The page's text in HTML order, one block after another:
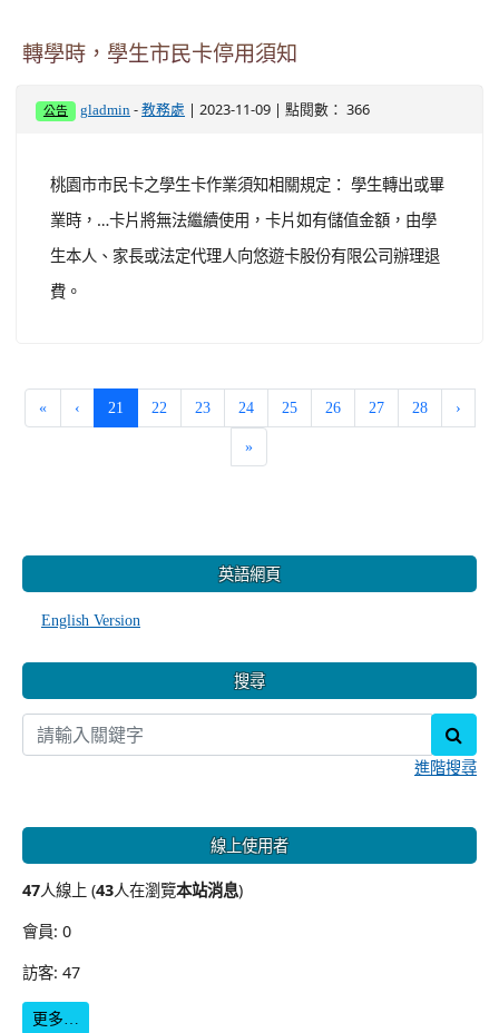
轉學時，學生市民卡停用須知
公告 gladmin -教務處 | 2023-11-09 | 點閱數： 366
桃園市市民卡之學生卡作業須知相關規定： 學生轉出或畢
業時，…卡片將無法繼續使用，卡片如有儲值金額，由學
生本人、家長或法定代理人向悠遊卡股份有限公司辦理退
費。
« ‹ 21 (current)
22 23 24 25 26 27 28 ›
»
英語網頁
English Version
搜尋
進階搜尋
線上使用者
47人線上 (43人在瀏覽本站消息)
會員: 0
訪客: 47
更多…